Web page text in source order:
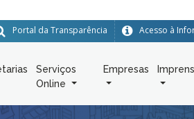
Acesso à
Portal da Transparência
Serviços
Online
Empresas